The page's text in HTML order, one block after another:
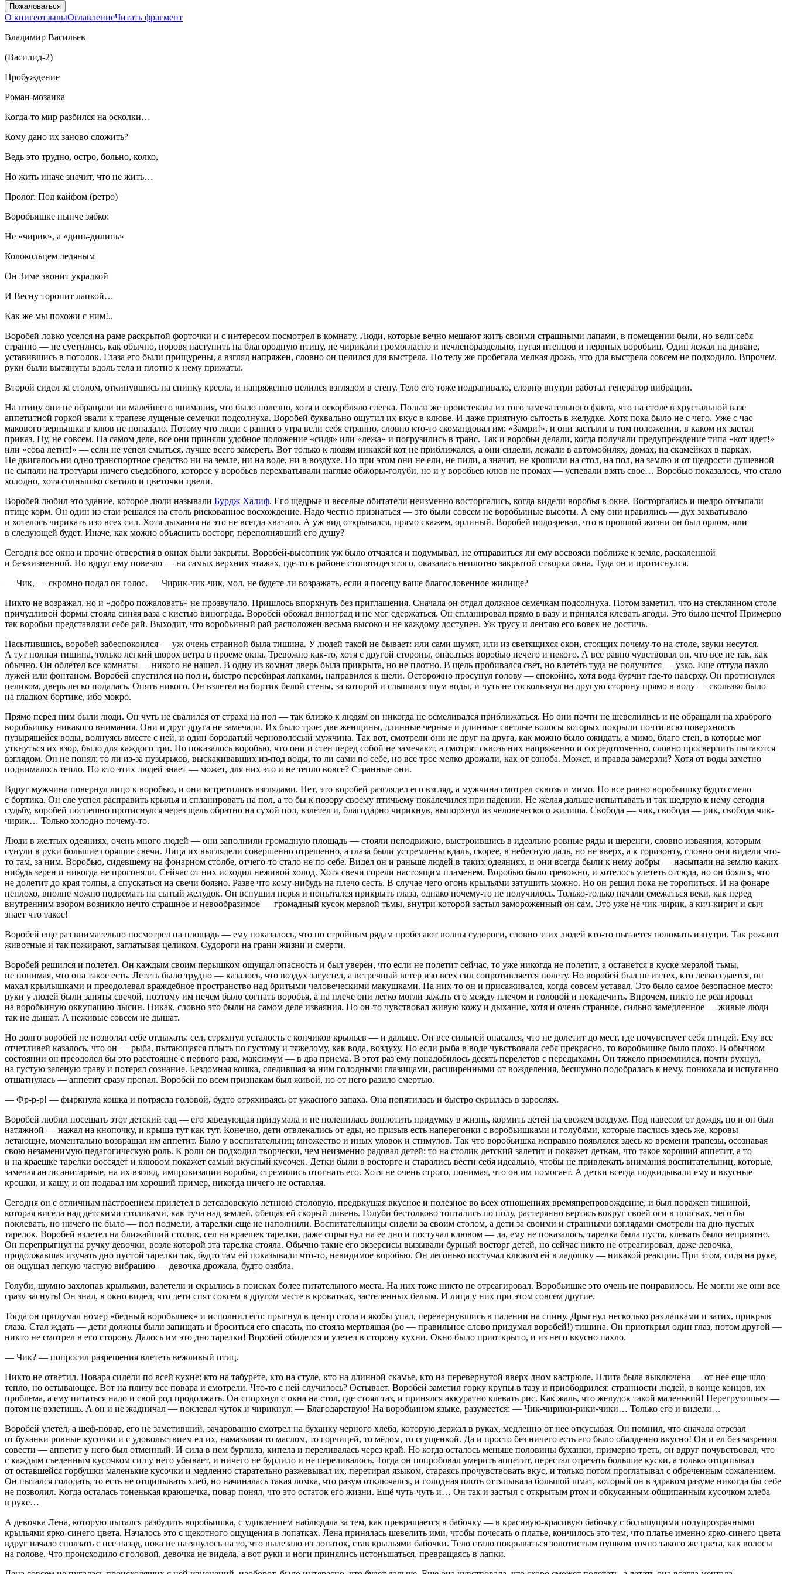
Пожаловаться
О книгеотзывыОглавлениеЧитать фрагмент
Владимир Васильев
(Василид-2)
Пробуждение
Роман-мозаика
Когда-то мир разбился на осколки…
Кому дано их заново сложить?
Ведь это трудно, остро, больно, колко,
Но жить иначе значит, что не жить…
Пролог. Под кайфом (ретро)
Воробьишке нынче зябко:
Не «чирик», а «динь-дилинь»
Колокольцем ледяным
Он Зиме звонит украдкой
И Весну торопит лапкой…
Как же мы похожи с ним!..
Воробей ловко уселся на раме раскрытой форточки и с интересом посмотрел в комнату. Люди, которые вечно мешают жить своими страшными лапами, в помещении были, но вели себя
странно — не суетились, как обычно, норовя наступить на благородную птицу, не чирикали громогласно и нечленораздельно, пугая птенцов и нервных воробьиц. Один лежал на диване,
уставившись в потолок. Глаза его были прищурены, а взгляд напряжен, словно он целился для выстрела. По телу же пробегала мелкая дрожь, что для выстрела совсем не подходило. Впрочем,
руки были вытянуты вдоль тела и плотно к нему прижаты.
Второй сидел за столом, откинувшись на спинку кресла, и напряженно целился взглядом в стену. Тело его тоже подрагивало, словно внутри работал генератор вибрации.
На птицу они не обращали ни малейшего внимания, что было полезно, хотя и оскорбляло слегка. Польза же проистекала из того замечательного факта, что на столе в хрустальной вазе
аппетитной горкой звали к трапезе лущеные семечки подсолнуха. Воробей буквально ощутил их вкус в клюве. И даже приятную сытость в желудке. Хотя пока было не с чего. Уже с час
макового зернышка в клюв не попадало. Потому что люди с раннего утра вели себя странно, словно кто-то скомандовал им: «Замри!», и они застыли в том положении, в каком их застал
приказ. Ну, не совсем. На самом деле, все они приняли удобное положение «сидя» или «лежа» и погрузились в транс. Так и воробьи делали, когда получали предупреждение типа «кот идет!»
или «сова летит!» — если не успел смыться, лучше всего замереть. Вот только к людям никакой кот не приближался, а они сидели, лежали в автомобилях, домах, на скамейках в парках.
Не двигалось ни одно транспортное средство ни на земле, ни на воде, ни в воздухе. Но при этом они не ели, не пили, а значит, не крошили на стол, на пол, на землю и от щедрости душевной
не сыпали на тротуары ничего съедобного, которое у воробьев перехватывали наглые обжоры-голуби, но и у воробьев клюв не промах — успевали взять свое… Воробью показалось, что стало
холодно, хотя солнышко светило и цветочки цвели.
Воробей любил это здание, которое люди называли Бурдж Халиф. Его щедрые и веселые обитатели неизменно восторгались, когда видели воробья в окне. Восторгались и щедро отсыпали
птице корм. Он один из стаи решался на столь рискованное восхождение. Надо честно признаться — это были совсем не воробьиные высоты. А ему они нравились — дух захватывало
и хотелось чирикать изо всех сил. Хотя дыхания на это не всегда хватало. А уж вид открывался, прямо скажем, орлиный. Воробей подозревал, что в прошлой жизни он был орлом, или
в следующей будет. Иначе, как можно объяснить восторг, переполнявший его душу?
Сегодня все окна и прочие отверстия в окнах были закрыты. Воробей-высотник уж было отчаялся и подумывал, не отправиться ли ему восвояси поближе к земле, раскаленной
и безжизненной. Но вдруг ему повезло — на самых верхних этажах, где-то в районе стопятидесятого, оказалась неплотно закрытой створка окна. Туда он и протиснулся.
— Чик, — скромно подал он голос. — Чирик-чик-чик, мол, не будете ли возражать, если я посещу ваше благословенное жилище?
Никто не возражал, но и «добро пожаловать» не прозвучало. Пришлось впорхнуть без приглашения. Сначала он отдал должное семечкам подсолнуха. Потом заметил, что на стеклянном столе
причудливой формы стояла синяя ваза с кистью винограда. Воробей обожал виноград и не мог сдержаться. Он спланировал прямо в вазу и принялся клевать ягоды. Это было нечто! Примерно
так воробьи представляли себе рай. Выходит, что воробьиный рай расположен весьма высоко и не каждому доступен. Уж трусу и лентяю его вовек не достичь.
Насытившись, воробей забеспокоился — уж очень странной была тишина. У людей такой не бывает: или сами шумят, или из светящихся окон, стоящих почему-то на столе, звуки несутся.
А тут полная тишина, только легкий шорох ветра в проеме окна. Тревожно как-то, хотя с другой стороны, опасаться воробью нечего и некого. А все равно чувствовал он, что все не так, как
обычно. Он облетел все комнаты — никого не нашел. В одну из комнат дверь была прикрыта, но не плотно. В щель пробивался свет, но влететь туда не получится — узко. Еще оттуда пахло
лужей или фонтаном. Воробей спустился на пол и, быстро перебирая лапками, направился к щели. Осторожно просунул голову — спокойно, хотя вода бурчит где-то наверху. Он протиснулся
целиком, дверь легко подалась. Опять никого. Он взлетел на бортик белой стены, за которой и слышался шум воды, и чуть не соскользнул на другую сторону прямо в воду — скользко было
на гладком бортике, ибо мокро.
Прямо перед ним были люди. Он чуть не свалился от страха на пол — так близко к людям он никогда не осмеливался приближаться. Но они почти не шевелились и не обращали на храброго
воробьишку никакого внимания. Они и друг друга не замечали. Их было трое: две женщины, длинные черные и длинные светлые волосы которых покрыли почти всю поверхность
пузырящейся воды, волнуясь вместе с ней, и один бородатый черноволосый мужчина. Так вот, смотрели они не друг на друга, как можно было ожидать, а мимо, благо стен, в которые мог
уткнуться их взор, было для каждого три. Но показалось воробью, что они и стен перед собой не замечают, а смотрят сквозь них напряженно и сосредоточенно, словно просверлить пытаются
взглядом. Он не понял: то ли из-за пузырьков, выскакивавших из-под воды, то ли сами по себе, но все трое мелко дрожали, как от озноба. Может, и правда замерзли? Хотя от воды заметно
поднималось тепло. Но кто этих людей знает — может, для них это и не тепло вовсе? Странные они.
Вдруг мужчина повернул лицо к воробью, и они встретились взглядами. Нет, это воробей разглядел его взгляд, а мужчина смотрел сквозь и мимо. Но все равно воробьишку будто смело
с бортика. Он еле успел расправить крылья и спланировать на пол, а то бы к позору своему птичьему покалечился при падении. Не желая дальше испытывать и так щедрую к нему сегодня
судьбу, воробей поспешно протиснулся через щель обратно на сухой пол, взлетел и, благодарно чирикнув, выпорхнул из человеческого жилища. Свобода — чик, свобода — рик, свобода чик-
чирик… Только холодно почему-то.
Люди в желтых одеяниях, очень много людей — они заполнили громадную площадь — стояли неподвижно, выстроившись в идеально ровные ряды и шеренги, словно изваяния, которым
сунули в руки большие горящие свечи. Лица их выглядели совершенно отрешенно, а глаза были устремлены вдаль, скорее, в небесную даль, но не вверх, а к горизонту, словно они видели что-
то там, за ним. Воробью, сидевшему на фонарном столбе, отчего-то стало не по себе. Видел он и раньше людей в таких одеяниях, и они всегда были к нему добры — насыпали на землю каких-
нибудь зерен и никогда не прогоняли. Сейчас от них исходил неживой холод. Хотя свечи горели настоящим пламенем. Воробью было тревожно, и хотелось улететь отсюда, но он боялся, что
не долетит до края толпы, а спускаться на свечи боязно. Разве что кому-нибудь на плечо сесть. В случае чего огонь крыльями затушить можно. Но он решил пока не торопиться. И на фонаре
неплохо, вполне можно подремать на сытый желудок. Он вспушил перья и попытался прикрыть глаза, однако почему-то не получилось. Только-только начали смежаться веки, как перед
внутренним взором возникло нечто страшное и невообразимое — громадный кусок мерзлой тьмы, внутри которой застыл замороженный он сам. Это уже не чик-чирик, а кич-кирич и сыч
знает что такое!
Воробей еще раз внимательно посмотрел на площадь — ему показалось, что по стройным рядам пробегают волны судороги, словно этих людей кто-то пытается поломать изнутри. Так рожают
животные и так пожирают, заглатывая целиком. Судороги на грани жизни и смерти.
Воробей решился и полетел. Он каждым своим перышком ощущал опасность и был уверен, что если не полетит сейчас, то уже никогда не полетит, а останется в куске мерзлой тьмы,
не понимая, что она такое есть. Лететь было трудно — казалось, что воздух загустел, а встречный ветер изо всех сил сопротивляется полету. Но воробей был не из тех, кто легко сдается, он
махал крылышками и преодолевал враждебное пространство над бритыми человеческими макушками. На них-то он и присаживался, когда совсем уставал. Это было самое безопасное место:
руки у людей были заняты свечой, поэтому им нечем было согнать воробья, а на плече они легко могли зажать его между плечом и головой и покалечить. Впрочем, никто не реагировал
на воробьиную оккупацию лысин. Никак, словно это были на самом деле изваяния. Но он-то чувствовал живую кожу и дыхание, хотя и очень странное, сильно замедленное — живые люди
так не дышат. А неживые совсем не дышат.
Но долго воробей не позволял себе отдыхать: сел, стряхнул усталость с кончиков крыльев — и дальше. Он все сильней опасался, что не долетит до мест, где почувствует себя птицей. Ему все
отчетливей казалось, что он — рыба, пытающаяся плыть по густому и тяжелому, как вода, воздуху. Но если рыба в воде чувствовала себя прекрасно, то воробьишке было плохо. В обычном
состоянии он преодолел бы это расстояние с первого раза, максимум — в два приема. В этот раз ему понадобилось десять перелетов с передыхами. Он тяжело приземлился, почти рухнул,
на густую зеленую траву и потерял сознание. Бездомная кошка, следившая за ним голодными глазищами, расширенными от вожделения, бесшумно подобралась к нему, понюхала и испуганно
отшатнулась — аппетит сразу пропал. Воробей по всем признакам был живой, но от него разило смертью.
— Фр-р-р! — фыркнула кошка и потрясла головой, будто отряхиваясь от ужасного запаха. Она попятилась и быстро скрылась в зарослях.
Воробей любил посещать этот детский сад — его заведующая придумала и не поленилась воплотить придумку в жизнь, кормить детей на свежем воздухе. Под навесом от дождя, но и он был
натяжной — нажал на кнопочку, и крыша тут как тут. Конечно, дети отвлекались от еды, но призыв есть наперегонки с воробьишками и голубями, которые паслись здесь же, коровы
летающие, моментально возвращал им аппетит. Было у воспитательниц множество и иных уловок и стимулов. Так что воробьишка исправно появлялся здесь ко времени трапезы, осознавая
свою незаменимую педагогическую роль. К роли он подходил творчески, чем неизменно радовал детей: то на столик детский залетит и покажет деткам, что такое хороший аппетит, а то
и на краешке тарелки воссядет и клювом покажет самый вкусный кусочек. Детки были в восторге и старались вести себя идеально, чтобы не привлекать внимания воспитательниц, которые,
замечая антисанитарные, на их взгляд, импровизации воробья, стремились отогнать его. Хотя не очень строго, понимая, что он им помогает. А детки всегда подкидывали ему и вкусные
крошки, и кашу, и он подавал им хороший пример, никогда ничего не оставляя.
Сегодня он с отличным настроением прилетел в детсадовскую летнюю столовую, предвкушая вкусное и полезное во всех отношениях времяпрепровождение, и был поражен тишиной,
которая висела над детскими столиками, как туча над землей, обещая ей скорый ливень. Голуби бестолково топтались по полу, растерянно вертясь вокруг своей оси в поисках, чего бы
поклевать, но ничего не было — пол подмели, а тарелки еще не наполнили. Воспитательницы сидели за своим столом, а дети за своими и странными взглядами смотрели на дно пустых
тарелок. Воробей взлетел на ближайший столик, сел на краешек тарелки, даже спрыгнул на ее дно и постучал клювом — да, ему не показалось, тарелка была пуста, клевать было неприятно.
Он перепрыгнул на ручку девочки, возле которой эта тарелка стояла. Обычно такие его экзерсисы вызывали бурный восторг детей, но сейчас никто не отреагировал, даже девочка,
продолжавшая изучать дно пустой тарелки так, будто там ей показывали что-то, невидимое воробью. Он легонько постучал клювом ей в ладошку — никакой реакции. При этом, сидя на руке,
он ощущал легкую частую вибрацию — девочка дрожала, будто озябла.
Голуби, шумно захлопав крыльями, взлетели и скрылись в поисках более питательного места. На них тоже никто не отреагировал. Воробьишке это очень не понравилось. Не могли же они все
сразу заснуть! Он знал, в окно видел, что дети спят совсем в другом месте в кроватках, застеленных белым. И лица у них при этом совсем другие.
Тогда он придумал номер «бедный воробышек» и исполнил его: прыгнул в центр стола и якобы упал, перевернувшись в падении на спину. Дрыгнул несколько раз лапками и затих, прикрыв
глаза. Стал ждать — дети должны были запищать и броситься его спасать, но стояла мертвящая (во — правильное слово придумал воробей!) тишина. Он приоткрыл один глаз, потом другой —
никто не смотрел в его сторону. Далось им это дно тарелки! Воробей обиделся и улетел в сторону кухни. Окно было приоткрыто, и из него вкусно пахло.
— Чик? — попросил разрешения влететь вежливый птиц.
Никто не ответил. Повара сидели по всей кухне: кто на табурете, кто на стуле, кто на длинной скамье, кто на перевернутой вверх дном кастрюле. Плита была выключена — от нее еще шло
тепло, но остывающее. Вот на плиту все повара и смотрели. Что-то с ней случилось? Остывает. Воробей заметил горку крупы в тазу и приободрился: странности людей, в конце концов, их
проблема, а ему питаться надо и свой род продолжать. Он спорхнул с окна на стол, где стоял таз, и принялся аккуратно клевать рис. Как жаль, что желудок такой маленький! Перегрузишься —
потом не взлетишь. А он и не жадничал — поклевал чуток и чирикнул: — Благодарствую! На воробьином языке, разумеется: — Чик-чирики-рики-чики… Только его и видели…
Воробей улетел, а шеф-повар, его не заметивший, зачарованно смотрел на буханку черного хлеба, которую держал в руках, медленно от нее откусывая. Он помнил, что сначала отрезал
от буханки ровные кусочки и с удовольствием ел их, намазывая то маслом, то горчицей, то мёдом, то сгущенкой. Да и просто без ничего есть его было обалденно вкусно! Он и ел без зазрения
совести — аппетит у него был отменный. И сила в нем бурлила, кипела и переливалась через край. Но когда осталось меньше половины буханки, примерно треть, он вдруг почувствовал, что
с каждым съеденным кусочком сил у него убывает, и ничего не бурлило и не переливалось. Тогда он попробовал умерить аппетит, перестал отрезать большие куски, а только отщипывал
от оставшейся горбушки маленькие кусочки и медленно старательно разжевывал их, перетирал языком, стараясь прочувствовать вкус, и только потом проглатывал с обреченным сожалением.
Он пытался голодать, то есть не отщипывать хлеб, но начиналась такая ломка, что разум отключался, и голодная плоть оттяпывала большой шмат, который он в здравом разуме никогда бы себе
не позволил. Когда осталась тоненькая краюшечка, повар понял, что это остаток его жизни. Ещё чуть-чуть и… Он так и застыл с открытым ртом и обкусанным-общипанным кусочком хлеба
в руке…
А девочка Лена, которую пытался разбудить воробьишка, с удивлением наблюдала за тем, как превращается в бабочку — в красивую-красивую бабочку с большущими полупрозрачными
крыльями ярко-синего цвета. Началось это с щекотного ощущения в лопатках. Лена принялась шевелить ими, чтобы почесать о платье, кончилось это тем, что платье именно ярко-синего цвета
вдруг начало сползать с нее назад, пока не натянулось на то, что вылезало из лопаток, став крыльями бабочки. Тело стало покрываться золотистым пушком точно такого же цвета, как волосы
на голове. Что происходило с головой, девочка не видела, а вот руки и ноги принялись истоньшаться, превращаясь в лапки.